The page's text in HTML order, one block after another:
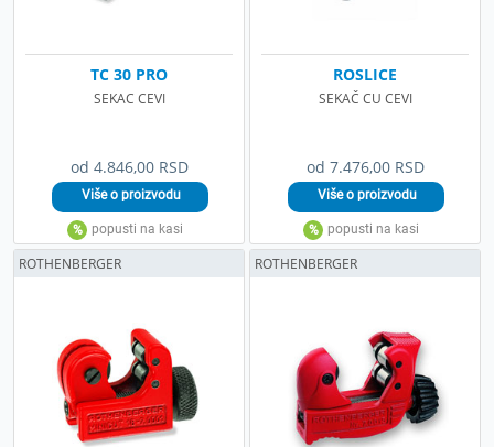
od 4.846,00 RSD
TC 30 PRO
SEKAC CEVI
od 7.476,00 RSD
ROSLICE
SEKAČ CU CEVI
ROTHENBERGER ROTHENBERGER